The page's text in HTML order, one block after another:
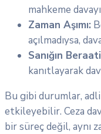
mahkeme
Zaman Aşımı:
açılmadıysa,
Sanığın
kanıtlayarak
Bu gibi durumlar,
etkileyebilir. Ceza
bir süreç değil, aynı